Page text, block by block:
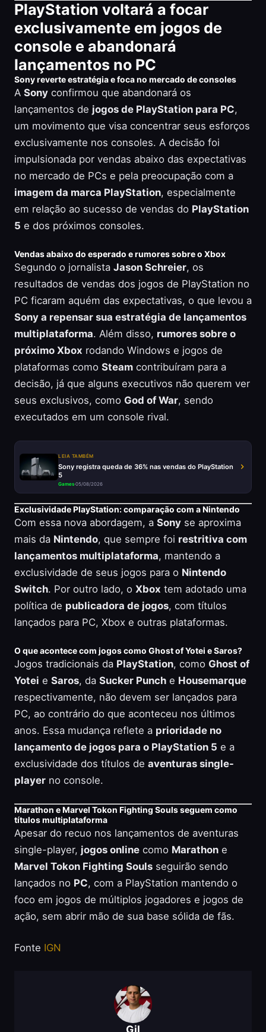
PlayStation voltará a focar
exclusivamente em jogos de
console e abandonará
lançamentos no PC
Sony reverte estratégia e foca no mercado de consoles
A Sony confirmou que abandonará os
lançamentos de jogos de PlayStation para PC,
um movimento que visa concentrar seus esforços
exclusivamente nos consoles. A decisão foi
impulsionada por vendas abaixo das expectativas
no mercado de PCs e pela preocupação com a
imagem da marca PlayStation, especialmente
em relação ao sucesso de vendas do PlayStation
5 e dos próximos consoles.
Vendas abaixo do esperado e rumores sobre o Xbox
Segundo o jornalista Jason Schreier, os
resultados de vendas dos jogos de PlayStation no
PC ficaram aquém das expectativas, o que levou a
Sony a repensar sua estratégia de lançamentos
multiplataforma. Além disso, rumores sobre o
próximo Xbox rodando Windows e jogos de
plataformas como Steam contribuíram para a
decisão, já que alguns executivos não querem ver
seus exclusivos, como God of War, sendo
executados em um console rival.
LEIA TAMBÉM
Sony registra queda de 36% nas vendas do PlayStation
5
Games·05/08/2026
Exclusividade PlayStation: comparação com a Nintendo
Com essa nova abordagem, a Sony se aproxima
mais da Nintendo, que sempre foi restritiva com
lançamentos multiplataforma, mantendo a
exclusividade de seus jogos para o Nintendo
Switch. Por outro lado, o Xbox tem adotado uma
política de publicadora de jogos, com títulos
lançados para PC, Xbox e outras plataformas.
O que acontece com jogos como Ghost of Yotei e Saros?
Jogos tradicionais da PlayStation, como Ghost of
Yotei e Saros, da Sucker Punch e Housemarque
respectivamente, não devem ser lançados para
PC, ao contrário do que aconteceu nos últimos
anos. Essa mudança reflete a prioridade no
lançamento de jogos para o PlayStation 5 e a
exclusividade dos títulos de aventuras single-
player no console.
Marathon e Marvel Tokon Fighting Souls seguem como
títulos multiplataforma
Apesar do recuo nos lançamentos de aventuras
single-player, jogos online como Marathon e
Marvel Tokon Fighting Souls seguirão sendo
lançados no PC, com a PlayStation mantendo o
foco em jogos de múltiplos jogadores e jogos de
ação, sem abrir mão de sua base sólida de fãs.
Fonte IGN
Gil